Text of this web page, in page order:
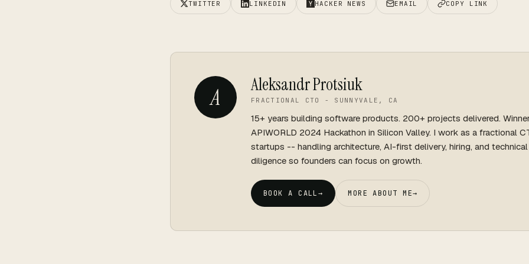
TWITTER LINKEDIN HACKER NEWS EMAIL COPY LINK
A Aleksandr Protsiuk
FRACTIONAL CTO - SUNNYVALE, CA
15+ years building software products. 200+ projects delivered.
APIWORLD 2024 Hackathon in Silicon Valley. I work as a fractional
startups -- handling architecture, AI-first delivery, hiring, and
diligence so founders can focus on growth.
BOOK A CALL→ MORE ABOUT ME→